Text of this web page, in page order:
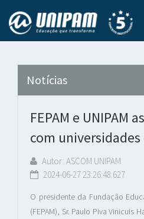
Notícias
FEPAM e UNIPAM
com
Autor: ASCOM UNIPAM
2024-06-27 23:26:48.627
O presidente da Fundação
(FEPAM), Sr. Paulo Piva Vinicuis